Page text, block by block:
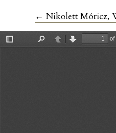
←Zu Artikeldetails
Nikolett Móricz, Wie